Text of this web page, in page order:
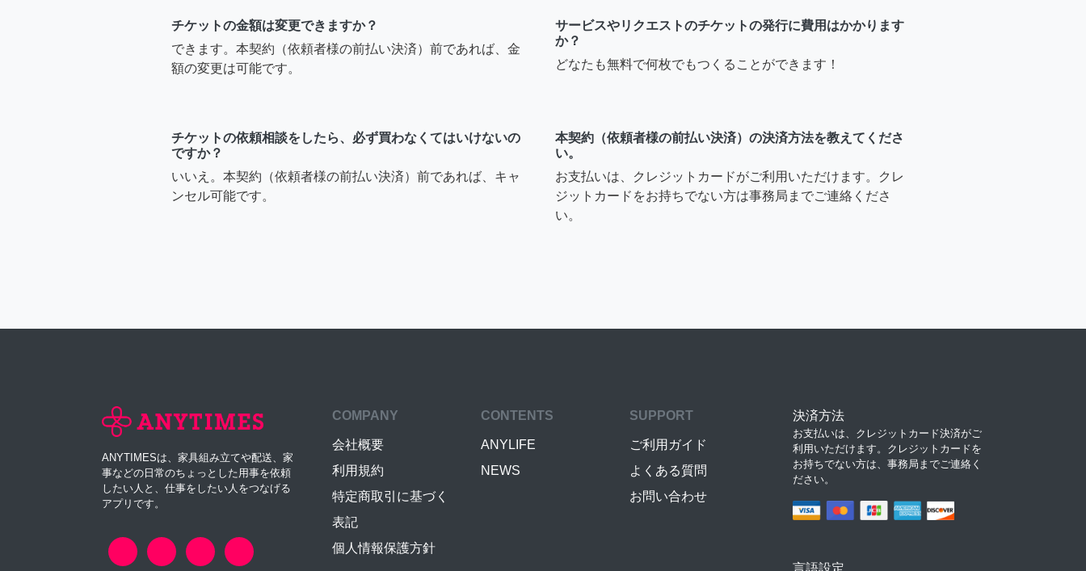
チケットの金額は変更できますか？
できます。本契約（依頼者様の前払い決済）前であれば、金
額の変更は可能です。
サービスやリクエストのチケットの発行に費用はかかります
か？
どなたも無料で何枚でもつくることができます！
チケットの依頼相談をしたら、必ず買わなくてはいけないの
ですか？
いいえ。本契約（依頼者様の前払い決済）前であれば、キャ
ンセル可能です。
本契約（依頼者様の前払い決済）の決済方法を教えてくださ
い。
お支払いは、クレジットカードがご利用いただけます。クレ
ジットカードをお持ちでない方は事務局までご連絡くださ
い。
ANYTIMESは、家具組み立てや配送、家
事などの日常のちょっとした用事を依頼
したい人と、仕事をしたい人をつなげる
アプリです。
COMPANY
会社概要
利用規約
特定商取引に基づく
表記
個人情報保護方針
CONTENTS
ANYLIFE
NEWS
SUPPORT
ご利用ガイド
よくある質問
お問い合わせ
決済方法
お支払いは、クレジットカード決済がご
利用いただけます。クレジットカードを
お持ちでない方は、事務局までご連絡く
ださい。
言語設定